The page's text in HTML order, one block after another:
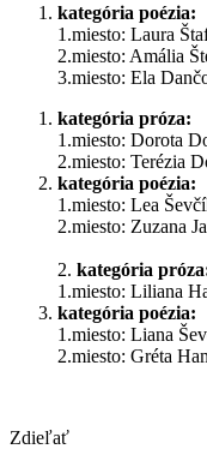
kategória poézia:
1.miesto: Laura
2.miesto: Amália
3.miesto: Ela
kategória próza:
1.miesto: Dorota
2.miesto: Terézia
kategória poézia:
1.miesto: Lea
2.miesto: Zuzana
2. kategória
1.miesto: Liliana
kategória poézia:
1.miesto: Liana
2.miesto: Gréta
Zdieľať